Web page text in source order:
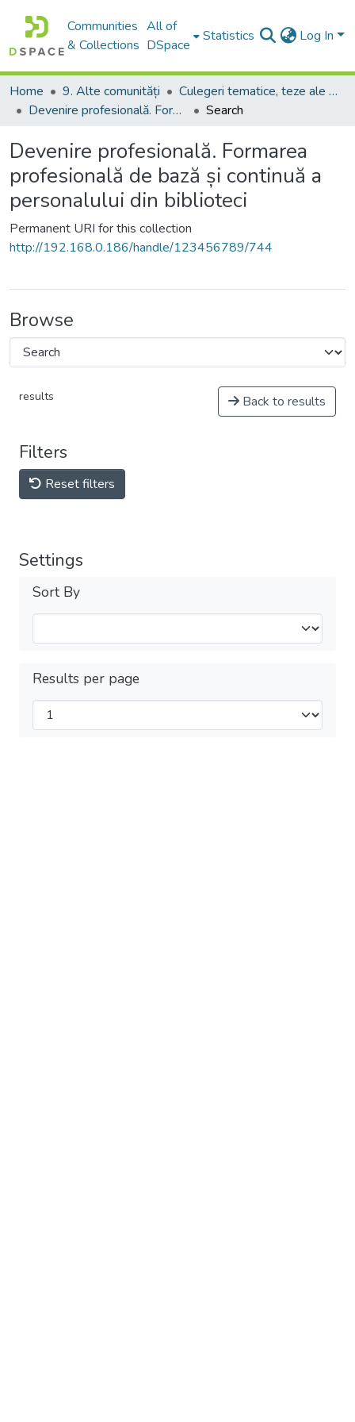
Communities
& Collections
All of
DSpace
Statistics Log In
Home 9. Alte comunități
Culegeri tematice, teze ale conferințelor. Colocvii
Devenire profesională. Formarea profesională de bază și continuă a personalului din biblioteci
Search
Devenire profesională. Formarea
profesională de bază și continuă a
personalului din biblioteci
Permanent URI for this collection
http://192.168.0.186/handle/123456789/744
Browse
results Back to results
Filters
Reset filters
Settings
Sort By
Results per page